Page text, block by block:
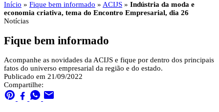
Início » Fique bem informado » ACIJS » Indústria da moda e
economia criativa, tema do Encontro Empresarial, dia 26
Notícias
Fique bem informado
Acompanhe as novidades da ACIJS e fique por dentro dos principais
fatos do universo empresarial da região e do estado.
Publicado em 21/09/2022
Compartilhe: